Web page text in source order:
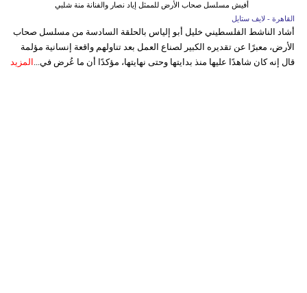
أفيش مسلسل صحاب الأرض للممثل إياد نصار والفنانة منة شلبي
القاهرة - لايف ستايل
أشاد الناشط الفلسطيني خليل أبو إلياس بالحلقة السادسة من مسلسل صحاب
الأرض، معبرًا عن تقديره الكبير لصناع العمل بعد تناولهم واقعة إنسانية مؤلمة
قال إنه كان شاهدًا عليها منذ بدايتها وحتى نهايتها، مؤكدًا أن ما عُرض في... المزيد